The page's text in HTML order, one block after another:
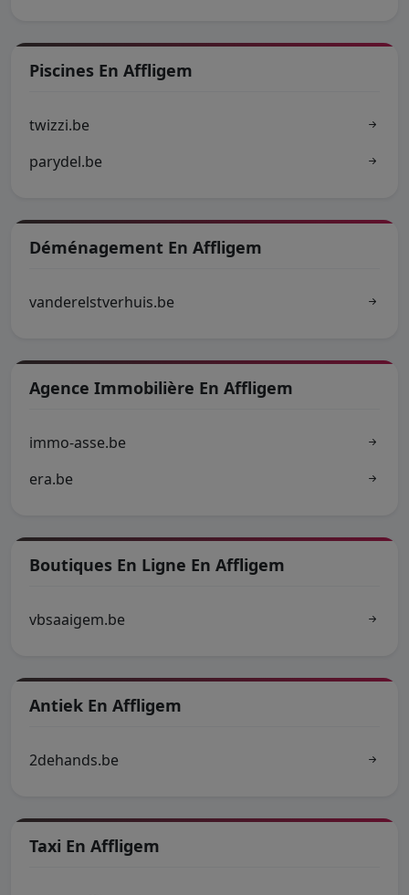
Piscines En Affligem
twizzi.be
parydel.be
Déménagement En Affligem
vanderelstverhuis.be
Agence Immobilière En Affligem
immo-asse.be
era.be
Boutiques En Ligne En Affligem
vbsaaigem.be
Antiek En Affligem
2dehands.be
Taxi En Affligem